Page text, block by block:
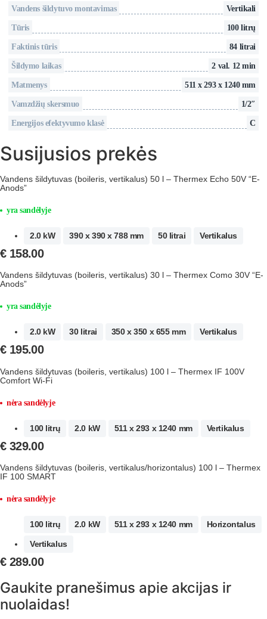
Vandens šildytuvo montavimas Vertikali
Tūris 100 litrų
Faktinis tūris 84 litrai
Šildymo laikas 2 val. 12 min
Matmenys 511 x 293 x 1240 mm
Vamzdžių skersmuo 1/2″
Energijos efektyvumo klasė C
Susijusios prekės
Vandens šildytuvas (boileris, vertikalus) 50 l – Thermex Echo 50V “E-
Anods”
yra sandėlyje
2.0 kW 390 x 390 x 788 mm 50 litrai Vertikalus
€158.00
Vandens šildytuvas (boileris, vertikalus) 30 l – Thermex Como 30V “E-
Anods”
yra sandėlyje
2.0 kW 30 litrai 350 x 350 x 655 mm Vertikalus
€195.00
Vandens šildytuvas (boileris, vertikalus) 100 l – Thermex IF 100V
Comfort Wi-Fi
nėra sandėlyje
100 litrų 2.0 kW 511 x 293 x 1240 mm Vertikalus
€329.00
Vandens šildytuvas (boileris, vertikalus/horizontalus) 100 l – Thermex
IF 100 SMART
nėra sandėlyje
100 litrų 2.0 kW 511 x 293 x 1240 mm Horizontalus
Vertikalus
€289.00
Gaukite pranešimus apie akcijas ir
nuolaidas!